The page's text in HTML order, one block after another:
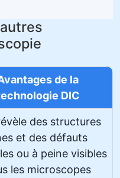
de la
DIC
des structures
et des défauts
ou à peine visibles
les microscopes